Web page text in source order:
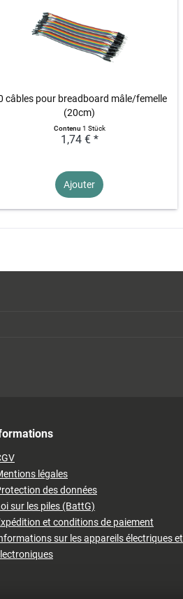
câbles pour breadboard mâle/femelle
(20cm)
Contenu 1 Stück
1,74 € *
Ajouter
légales
des données
sur les piles (BattG)
et conditions de paiement
sur les appareils électriques et